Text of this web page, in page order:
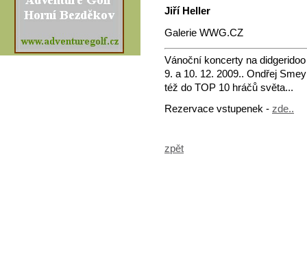
Jiří Heller
Galerie WWG.CZ
Vánoční koncerty na
9. a 10. 12. 2009.. Ondřej
též do TOP 10 hráčů světa...
Rezervace vstupenek - zde..
zpět